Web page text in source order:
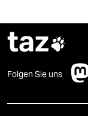
taz
Folgen Sie uns